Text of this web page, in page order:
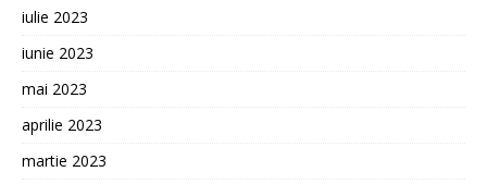
iulie 2023
iunie 2023
mai 2023
aprilie 2023
martie 2023